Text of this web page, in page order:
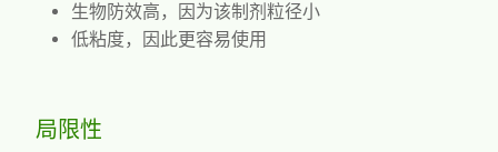
生物防效高，因为该制剂粒径小
低粘度，因此更容易使用
局限性